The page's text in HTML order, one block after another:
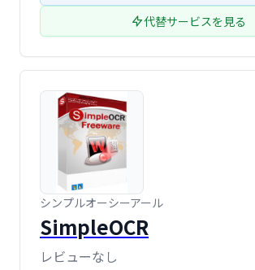
代替サービスを見る
シンプルオーシーアール
SimpleOCR
レビューなし